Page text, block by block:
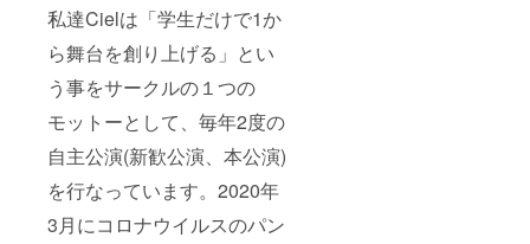
私達Cielは「学生だけで1か
ら舞台を創り上げる」とい
う事をサークルの１つの
モットーとして、毎年2度の
自主公演(新歓公演、本公演)
を行なっています。2020年
3月にコロナウイルスのパン